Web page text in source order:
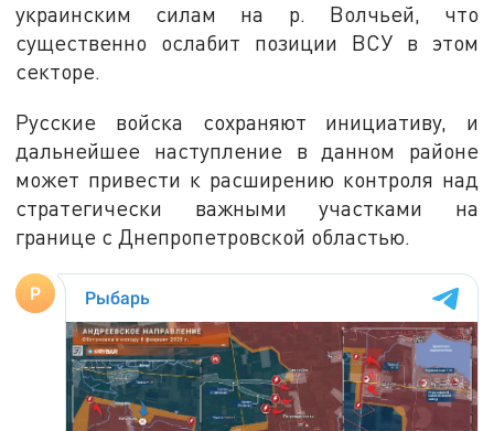
украинским силам на р. Волчьей, что
существенно ослабит позиции ВСУ в этом
секторе.
Русские войска сохраняют инициативу, и
дальнейшее наступление в данном районе
может привести к расширению контроля над
стратегически важными участками на
границе с Днепропетровской областью.